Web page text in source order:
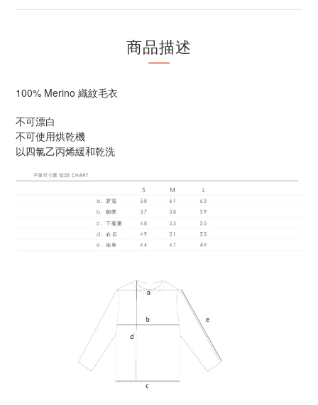
商品描述
100% Merino 織紋毛衣
不可漂白
不可使用烘乾機
以四氯乙丙烯緩和乾洗